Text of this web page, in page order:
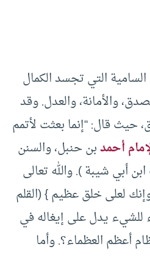
السامية التي تجسد الكمال
والأمانة، والعدل. وقد
حيث قال: “إنما بعثت لأتمم
أحمدبن حنبل، والسنن
أبي شيبة ). والله تعالى
لعلى خلق عظيم } (القلم
للشيء يدل على إيغاله في
أعظم العظماء؟. وأما